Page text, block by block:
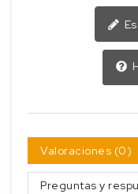
Valoraciones (0)
Preguntas y